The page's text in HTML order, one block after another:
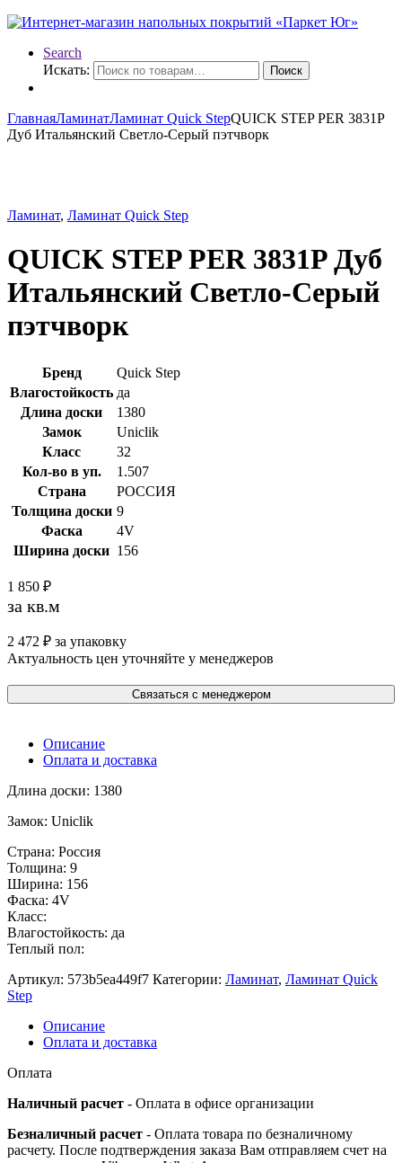
Search
Искать:
Поиск
ГлавнаяЛаминатЛаминат Quick StepQUICK STEP PER 3831P
Дуб Итальянский Светло-Серый пэтчворк
Ламинат, Ламинат Quick Step
QUICK STEP PER 3831P Дуб
Итальянский Светло-Серый
пэтчворк
Бренд
Quick Step
Влагостойкость да
Длина доски
1380
Замок
Uniclik
Класс
32
Кол-во в уп.
1.507
Страна
РОССИЯ
Толщина доски 9
Фаска
4V
Ширина доски 156
1 850 ₽
за кв.м
2 472 ₽ за упаковку
Актуальность цен уточняйте у менеджеров
Связаться с менеджером
Описание
Оплата и доставка
Длина доски: 1380
Замок: Uniclik
Страна: Россия
Толщина: 9
Ширина: 156
Фаска: 4V
Класс:
Влагостойкость: да
Теплый пол:
Артикул: 573b5ea449f7 Категории: Ламинат, Ламинат Quick
Step
Описание
Оплата и доставка
Оплата
Наличный расчет - Оплата в офисе организации
Безналичный расчет - Оплата товара по безналичному
расчету. После подтверждения заказа Вам отправляем счет на